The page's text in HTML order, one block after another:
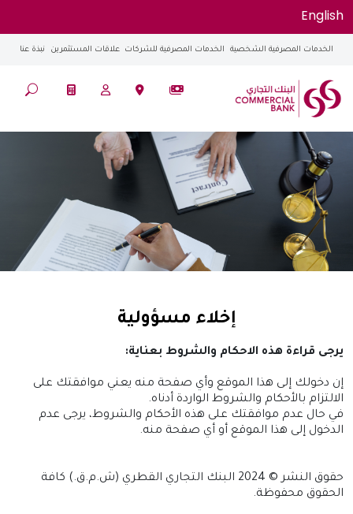
English
الخدمات المصرفية الشخصية الخدمات المصرفية للشركات علاقات المستثمرين نبذة عنا
إخلاء مسؤولية
يرجى قراءة هذه الاحكام والشروط بعناية:
إن دخولك إلى هذا الموقع وأي صفحة منه يعني موافقتك على
الالتزام بالأحكام والشروط الواردة أدناه.
في حال عدم موافقتك على هذه الأحكام والشروط، يرجى عدم
الدخول إلى هذا الموقع أو أي صفحة منه.
حقوق النشر © 2024 البنك التجاري القطري (ش.م.ق.) كافة
الحقوق محفوظة.